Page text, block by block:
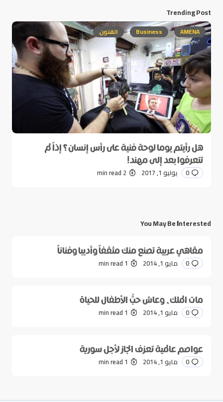
Trending Post
AMENA
Business الفنون
هل رأيتم يوما لوحة فنية على رأس إنسان؟ إذاً لم
تتعرفوا بعد إلى مهند!
0 يوليو 1, 2017 2 min read
You May Be Interested
مقاهي عربية تصنع منك مثقفاً وأديبا وفناناً
0 مايو 1, 2014 1 min read
مات الملك، وعاش حبُّ الأطفال للحياة
0 مايو 1, 2014 1 min read
عواصم عالمية تعزف الجاز لأجل سورية
0 مايو 1, 2014 1 min read